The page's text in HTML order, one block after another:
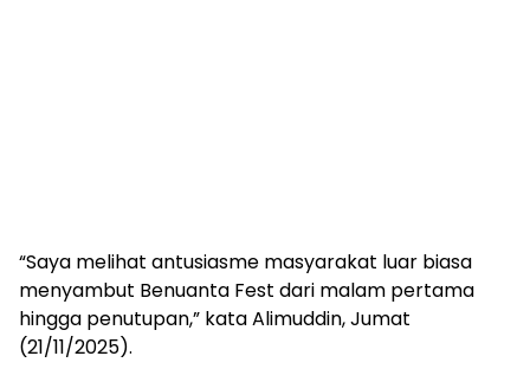
“Saya melihat antusiasme masyarakat luar biasa
menyambut Benuanta Fest dari malam pertama
hingga penutupan,” kata Alimuddin, Jumat
(21/11/2025).